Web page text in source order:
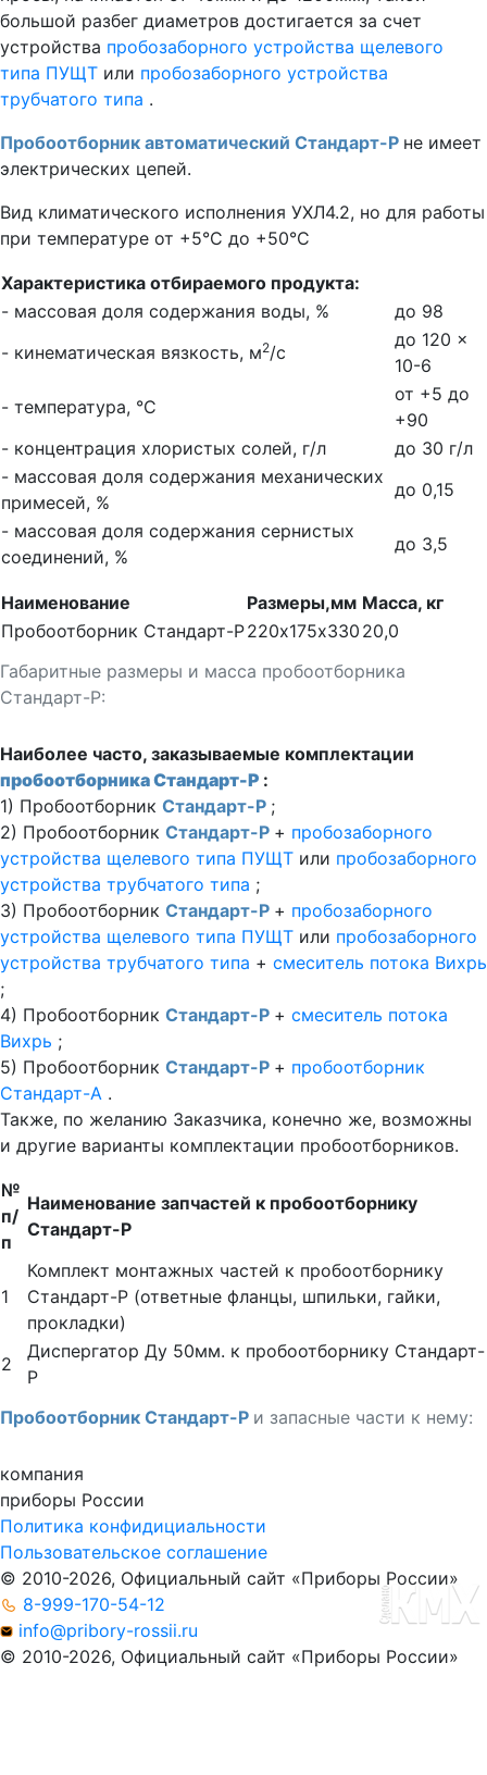
большой разбег диаметров достигается за счет
устройства пробозаборного устройства щелевого
типа ПУЩТ или пробозаборного устройства
трубчатого типа .
Пробоотборник автоматический Стандарт-Р не имеет
электрических цепей.
Вид климатического исполнения УХЛ4.2, но для работы
при температуре от +5°С до +50°С
Характеристика отбираемого продукта:
- массовая доля содержания воды, %
до 98
- кинематическая вязкость, м2/с
до 120 ×
10-6
- температура, °С
от +5 до
+90
- концентрация хлористых солей, г/л
до 30 г/л
- массовая доля содержания механических
примесей, %
до 0,15
- массовая доля содержания сернистых
соединений, %
до 3,5
Габаритные размеры и масса пробоотборника
Стандарт-Р:
Наименование Размеры,мм Масса, кг
Пробоотборник Стандарт-Р220х175х330 20,0
Наиболее часто, заказываемые комплектации
пробоотборника Стандарт-Р :
1) Пробоотборник Стандарт-Р ;
2) Пробоотборник Стандарт-Р + пробозаборного
устройства щелевого типа ПУЩТ или пробозаборного
устройства трубчатого типа ;
3) Пробоотборник Стандарт-Р + пробозаборного
устройства щелевого типа ПУЩТ или пробозаборного
устройства трубчатого типа + смеситель потока Вихрь
;
4) Пробоотборник Стандарт-Р + смеситель потока
Вихрь ;
5) Пробоотборник Стандарт-Р + пробоотборник
Стандарт-А .
Также, по желанию Заказчика, конечно же, возможны
и другие варианты комплектации пробоотборников.
Пробоотборник Стандарт-Р и запасные части к нему:
№
п/
п
Наименование запчастей к пробоотборнику
Стандарт-Р
1
Комплект монтажных частей к пробоотборнику
Стандарт-Р (ответные фланцы, шпильки, гайки,
прокладки)
2
Диспергатор Ду 50мм. к пробоотборнику Стандарт-
Р
компания
приборы России
Политика конфидициальности
Пользовательское соглашение
© 2010-2026, Официальный сайт «Приборы России»
8-999-170-54-12
info@pribory-rossii.ru
© 2010-2026, Официальный сайт «Приборы России»